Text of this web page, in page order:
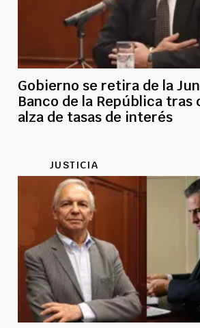
Gobierno se retira de la
Banco de la República tras
alza de tasas de interés
JUSTICIA